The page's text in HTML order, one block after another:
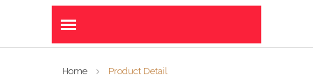
Home Product Detail